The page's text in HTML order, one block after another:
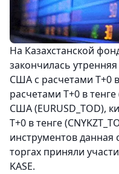
На Казахстанской
закончилась
США с расчетами Т+0 в
расчетами T+0 в тенге
США (EURUSD_TOD),
T+0 в тенге
инструментов данная
торгах приняли
KASE.